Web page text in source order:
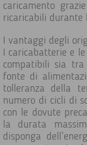
caricamento
ricaricabili durante
I vantaggi degli
I caricabatterie e
compatibili sia tra
fonte di
tolleranza della
numero di cicli di
con le dovute
la durata
disponga